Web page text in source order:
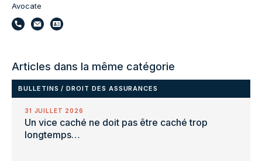
Avocate
Articles dans la même catégorie
BULLETINS /DROIT DES ASSURANCES
31 JUILLET 2026
Un vice caché ne doit pas être caché trop
longtemps…